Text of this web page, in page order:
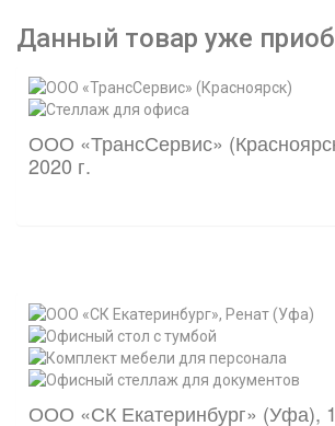
Данный товар уже
ООО «ТрансСервис»
2020 г.
ООО «СК Екатеринбург» (Уфа),